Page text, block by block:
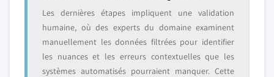
Les dernières étapes impliquent une validation
humaine, où des experts du domaine examinent
manuellement les données filtrées pour identifier
les nuances et les erreurs contextuelles que les
systèmes automatisés pourraient manquer. Cette